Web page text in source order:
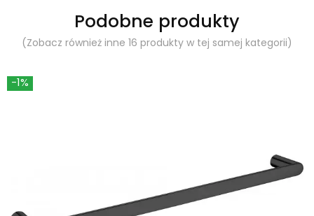
Podobne produkty
(Zobacz również inne 16 produkty w tej samej kategorii)
-1%